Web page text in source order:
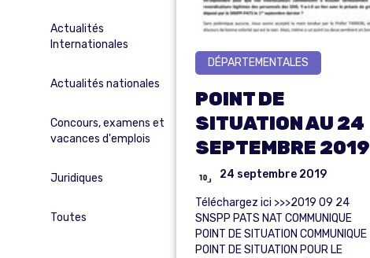
Actualités
Internationales
Actualités nationales
Concours, examens et
vacances d'emplois
Juridiques
Toutes
DÉPARTEMENTALES
POINT DE
SITUATION AU 24
SEPTEMBRE 2019
24 septembre 2019
Téléchargez ici >>>2019 09 24
SNSPP PATS NAT COMMUNIQUE
POINT DE SITUATION COMMUNIQUE
POINT DE SITUATION POUR LE